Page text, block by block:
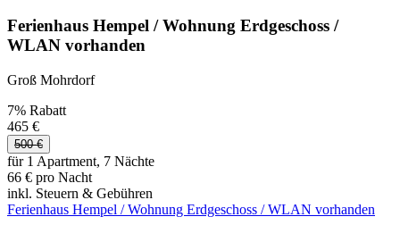
Ferienhaus Hempel / Wohnung Erdgeschoss /
WLAN vorhanden
Groß Mohrdorf
7% Rabatt
465 €
500 €
für 1 Apartment, 7 Nächte
66 € pro Nacht
inkl. Steuern & Gebühren
Ferienhaus Hempel / Wohnung Erdgeschoss / WLAN vorhanden